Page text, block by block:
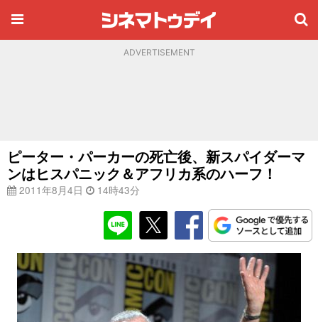
ADVERTISEMENT
ピーター・パーカーの死亡後、新スパイダーマ
ンはヒスパニック＆アフリカ系のハーフ！
2011年8月4日 14時43分